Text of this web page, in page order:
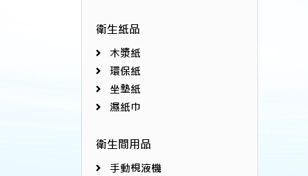
衛生紙品
木漿紙
環保紙
坐墊紙
濕紙巾
衛生間用品
手動梘液機